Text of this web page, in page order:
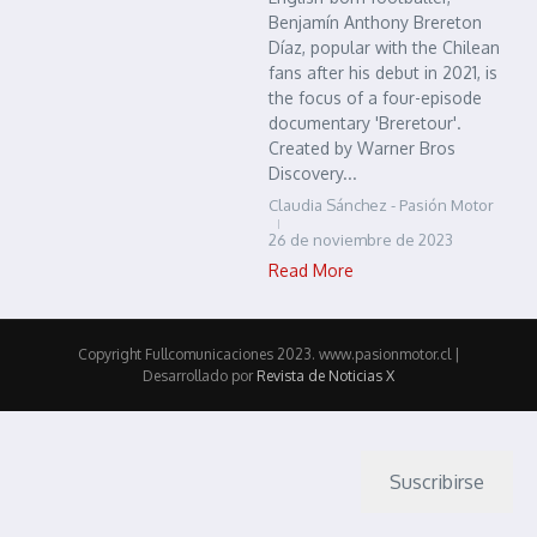
Benjamín Anthony Brereton
Díaz, popular with the Chilean
fans after his debut in 2021, is
the focus of a four-episode
documentary 'Breretour'.
Created by Warner Bros
Discovery...
Claudia Sánchez - Pasión Motor
26 de noviembre de 2023
Read More
Copyright Fullcomunicaciones 2023. www.pasionmotor.cl |
Desarrollado por Revista de Noticias X
Suscribirse